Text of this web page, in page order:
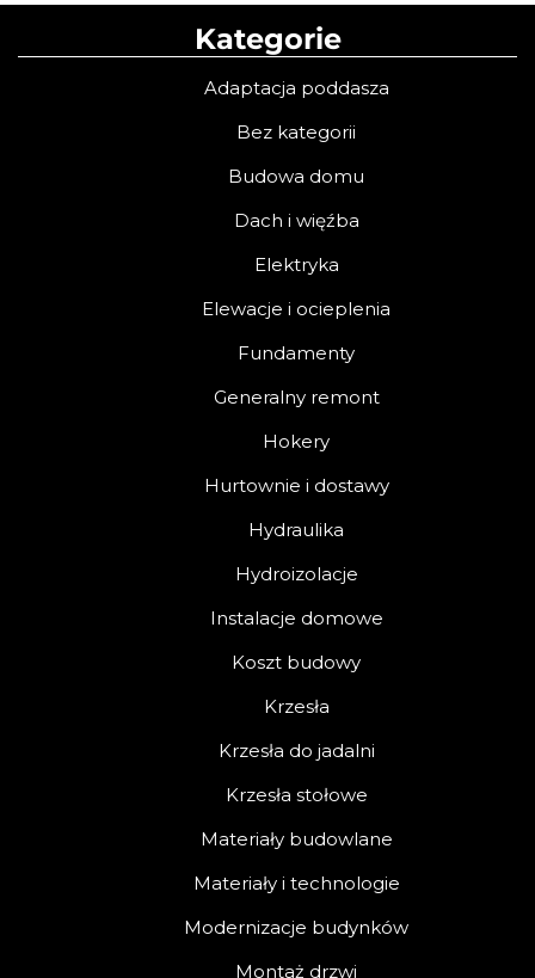
Kategorie
Adaptacja poddasza
Bez kategorii
Budowa domu
Dach i więźba
Elektryka
Elewacje i ocieplenia
Fundamenty
Generalny remont
Hokery
Hurtownie i dostawy
Hydraulika
Hydroizolacje
Instalacje domowe
Koszt budowy
Krzesła
Krzesła do jadalni
Krzesła stołowe
Materiały budowlane
Materiały i technologie
Modernizacje budynków
Montaż drzwi